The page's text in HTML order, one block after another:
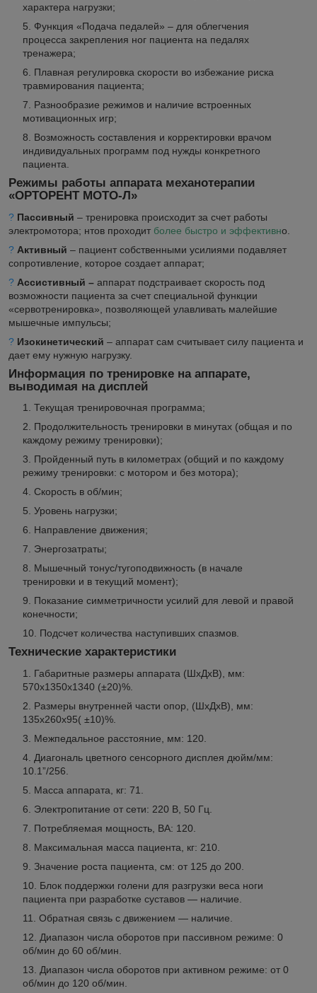
характера нагрузки;
Функция «Подача педалей» – для облегчения
процесса закрепления ног пациента на педалях
тренажера;
Плавная регулировка скорости во избежание риска
травмирования пациента;
Разнообразие режимов и наличие встроенных
мотивационных игр;
Возможность составления и корректировки врачом
индивидуальных программ под нужды конкретного
пациента.
Режимы работы аппарата механотерапии
«ОРТОРЕНТ МОТО-Л»
? Пассивный – тренировка происходит за счет работы
электромотора; нтов проходит более быстро и эффективно.
? Активный – пациент собственными усилиями подавляет
сопротивление, которое создает аппарат;
? Ассистивный – аппарат подстраивает скорость под
возможности пациента за счет специальной функции
«сервотренировка», позволяющей улавливать малейшие
мышечные импульсы;
? Изокинетический – аппарат сам считывает силу пациента и
дает ему нужную нагрузку.
Информация по тренировке на аппарате,
выводимая на дисплей
Текущая тренировочная программа;
Продолжительность тренировки в минутах (общая и по
каждому режиму тренировки);
Пройденный путь в километрах (общий и по каждому
режиму тренировки: с мотором и без мотора);
Скорость в об/мин;
Уровень нагрузки;
Направление движения;
Энергозатраты;
Мышечный тонус/тугоподвижность (в начале
тренировки и в текущий момент);
Показание симметричности усилий для левой и правой
конечности;
Подсчет количества наступивших спазмов.
Технические характеристики
Габаритные размеры аппарата (ШхДхВ), мм:
570х1350х1340 (±20)%.
Размеры внутренней части опор, (ШхДхВ), мм:
135х260х95( ±10)%.
Межпедальное расстояние, мм: 120.
Диагональ цветного сенсорного дисплея дюйм/мм:
10.1”/256.
Масса аппарата, кг: 71.
Электропитание от сети: 220 В, 50 Гц.
Потребляемая мощность, ВА: 120.
Максимальная масса пациента, кг: 210.
Значение роста пациента, см: от 125 до 200.
Блок поддержки голени для разгрузки веса ноги
пациента при разработке суставов — наличие.
Обратная связь с движением — наличие.
Диапазон числа оборотов при пассивном режиме: 0
об/мин до 60 об/мин.
Диапазон числа оборотов при активном режиме: от 0
об/мин до 120 об/мин.